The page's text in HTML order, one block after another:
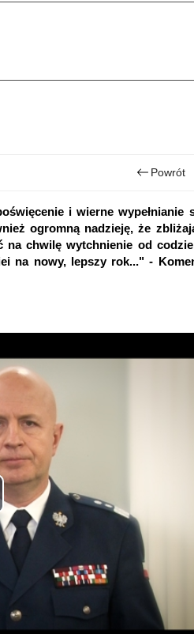
Powrót
i wierne wypełnianie
ogromną nadzieję, że
chwilę wytchnienie od
na nowy, lepszy rok..." -